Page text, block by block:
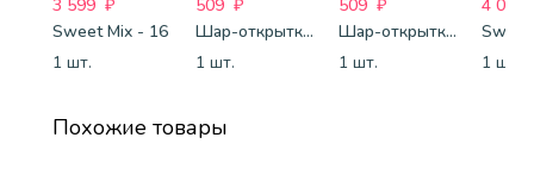
3 599 ₽
Sweet Mix - 16
1 шт.
509 ₽
Шар-открытка "Звезда" (45 см) - 1
1 шт.
509 ₽
Шар-открытка "Сердце" (45 см) - 2
1 шт.
4 088
1 шт.
Похожие товары